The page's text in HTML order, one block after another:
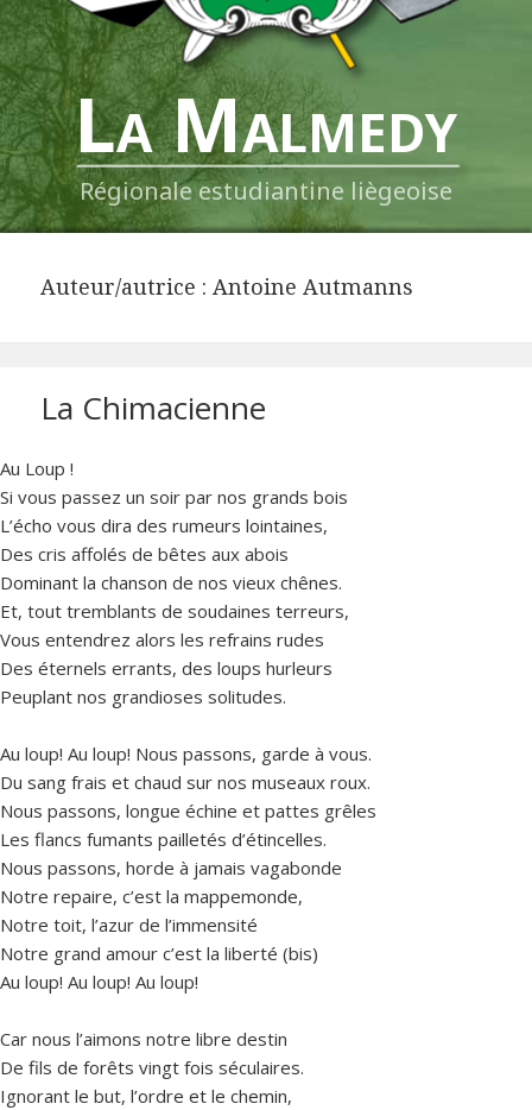
La Malmedy
Régionale estudiantine liègeoise
Auteur/autrice :Antoine Autmanns
La Chimacienne
Au Loup !
Si vous passez un soir par nos grands bois
L’écho vous dira des rumeurs lointaines,
Des cris affolés de bêtes aux abois
Dominant la chanson de nos vieux chênes.
Et, tout tremblants de soudaines terreurs,
Vous entendrez alors les refrains rudes
Des éternels errants, des loups hurleurs
Peuplant nos grandioses solitudes.
Au loup! Au loup! Nous passons, garde à vous.
Du sang frais et chaud sur nos museaux roux.
Nous passons, longue échine et pattes grêles
Les flancs fumants pailletés d’étincelles.
Nous passons, horde à jamais vagabonde
Notre repaire, c’est la mappemonde,
Notre toit, l’azur de l’immensité
Notre grand amour c’est la liberté (bis)
Au loup! Au loup! Au loup!
Car nous l’aimons notre libre destin
De fils de forêts vingt fois séculaires.
Ignorant le but, l’ordre et le chemin,